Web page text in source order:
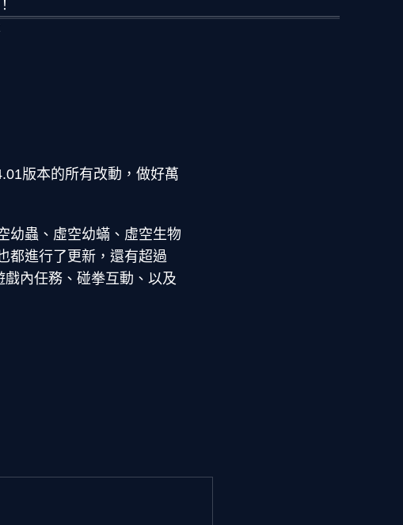
版本的所有改動，做好萬
幼蟲、虛空幼蟎、虛空生物
都進行了更新，還有超過
內任務、碰拳互動、以及